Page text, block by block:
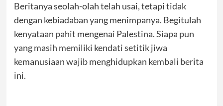
Beritanya seolah-olah telah usai, tetapi tidak
dengan kebiadaban yang menimpanya. Begitulah
kenyataan pahit mengenai Palestina. Siapa pun
yang masih memiliki kendati setitik jiwa
kemanusiaan wajib menghidupkan kembali berita
ini.